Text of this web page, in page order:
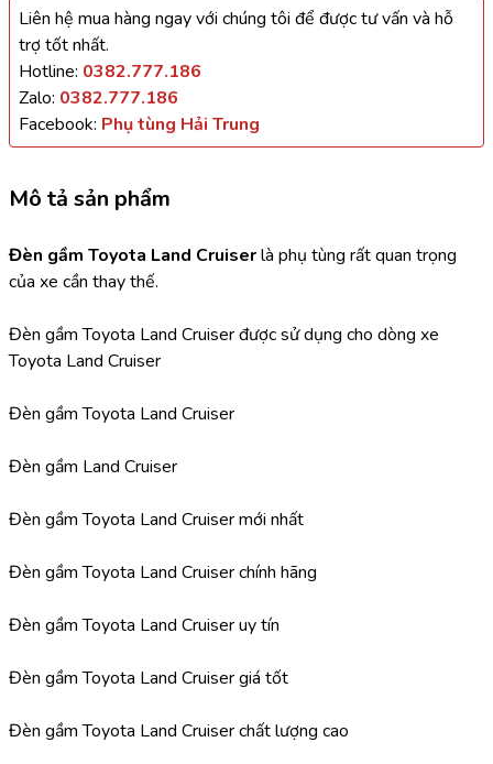
Liên hệ mua hàng ngay với chúng tôi để được tư vấn và hỗ
trợ tốt nhất.
Hotline: 0382.777.186
Zalo: 0382.777.186
Facebook: Phụ tùng Hải Trung
Mô tả sản phẩm
Đèn gầm Toyota Land Cruiser là phụ tùng rất quan trọng
của xe cần thay thế.
Đèn gầm Toyota Land Cruiser được sử dụng cho dòng xe
Toyota Land Cruiser
Đèn gầm Toyota Land Cruiser
Đèn gầm Land Cruiser
Đèn gầm Toyota Land Cruiser mới nhất
Đèn gầm Toyota Land Cruiser chính hãng
Đèn gầm Toyota Land Cruiser uy tín
Đèn gầm Toyota Land Cruiser giá tốt
Đèn gầm Toyota Land Cruiser chất lượng cao